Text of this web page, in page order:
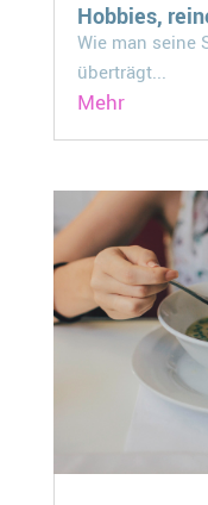
Hobbies,
Wie man seine
überträgt...
Mehr